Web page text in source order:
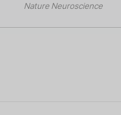
Nature Neuroscience